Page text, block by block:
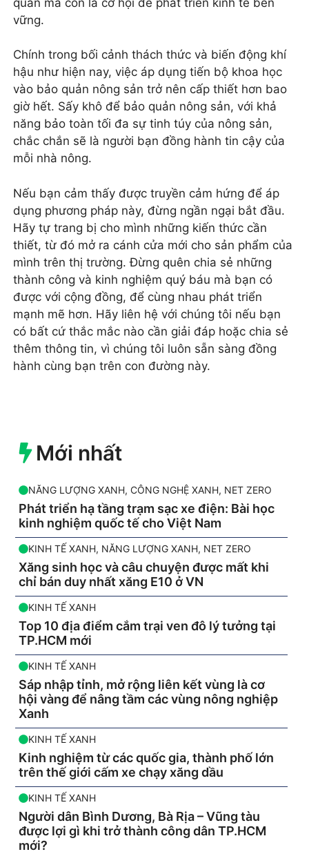
vững.
Chính trong bối cảnh thách thức và biến động khí
hậu như hiện nay, việc áp dụng tiến bộ khoa học
vào bảo quản nông sản trở nên cấp thiết hơn bao
giờ hết. Sấy khô để bảo quản nông sản, với khả
năng bảo toàn tối đa sự tinh túy của nông sản,
chắc chắn sẽ là người bạn đồng hành tin cậy của
mỗi nhà nông.
Nếu bạn cảm thấy được truyền cảm hứng để áp
dụng phương pháp này, đừng ngần ngại bắt đầu.
Hãy tự trang bị cho mình những kiến thức cần
thiết, từ đó mở ra cánh cửa mới cho sản phẩm của
mình trên thị trường. Đừng quên chia sẻ những
thành công và kinh nghiệm quý báu mà bạn có
được với cộng đồng, để cùng nhau phát triển
mạnh mẽ hơn. Hãy liên hệ với chúng tôi nếu bạn
có bất cứ thắc mắc nào cần giải đáp hoặc chia sẻ
thêm thông tin, vì chúng tôi luôn sẵn sàng đồng
hành cùng bạn trên con đường này.
Mới nhất
NĂNG LƯỢNG XANH,CÔNG NGHỆ XANH, NET ZERO
Phát triển hạ tầng trạm sạc xe điện: Bài học
kinh nghiệm quốc tế cho Việt Nam
KINH TẾ XANH, NĂNG LƯỢNG XANH, NET ZERO
Xăng sinh học và câu chuyện được mất khi
chỉ bán duy nhất xăng E10 ở VN
KINH TẾ XANH
Top 10 địa điểm cắm trại ven đô lý tưởng tại
TP.HCM mới
KINH TẾ XANH
Sáp nhập tỉnh, mở rộng liên kết vùng là cơ
hội vàng để nâng tầm các vùng nông nghiệp
Xanh
KINH TẾ XANH
Kinh nghiệm từ các quốc gia, thành phố lớn
trên thế giới cấm xe chạy xăng dầu
KINH TẾ XANH
Người dân Bình Dương, Bà Rịa – Vũng tàu
được lợi gì khi trở thành công dân TP.HCM
mới?